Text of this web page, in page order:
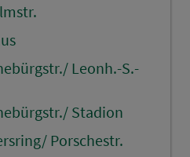
Leonh.-S.-
Stadion
Porschestr.